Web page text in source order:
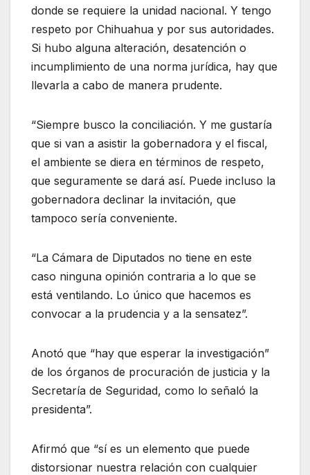
donde se requiere la unidad nacional. Y tengo
respeto por Chihuahua y por sus autoridades.
Si hubo alguna alteración, desatención o
incumplimiento de una norma jurídica, hay que
llevarla a cabo de manera prudente.
“Siempre busco la conciliación. Y me gustaría
que si van a asistir la gobernadora y el fiscal,
el ambiente se diera en términos de respeto,
que seguramente se dará así. Puede incluso la
gobernadora declinar la invitación, que
tampoco sería conveniente.
“La Cámara de Diputados no tiene en este
caso ninguna opinión contraria a lo que se
está ventilando. Lo único que hacemos es
convocar a la prudencia y a la sensatez”.
Anotó que “hay que esperar la investigación”
de los órganos de procuración de justicia y la
Secretaría de Seguridad, como lo señaló la
presidenta”.
Afirmó que “sí es un elemento que puede
distorsionar nuestra relación con cualquier